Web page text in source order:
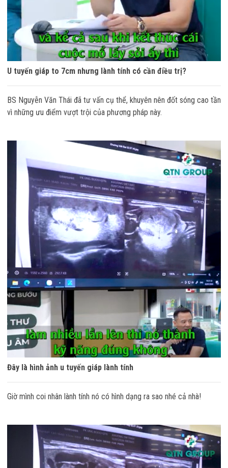
U tuyến giáp to 7cm nhưng lành tính có cần điều trị?
BS Nguyễn Văn Thái đã tư vấn cụ thể, khuyên nên đốt sóng cao tần
vì những ưu điểm vượt trội của phương pháp này.
Đây là hình ảnh u tuyến giáp lành tính
Giờ mình coi nhân lành tính nó có hình dạng ra sao nhé cả nhà!